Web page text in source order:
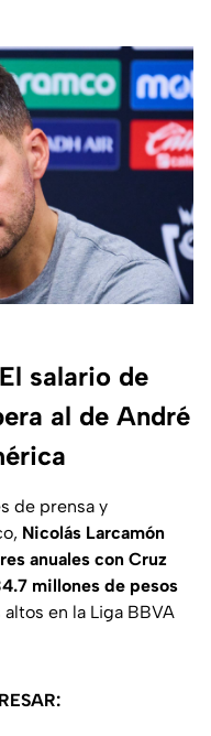
salario de
al de André
de prensa y
, Nicolás Larcamón
anuales con Cruz
millones de pesos
en la Liga BBVA